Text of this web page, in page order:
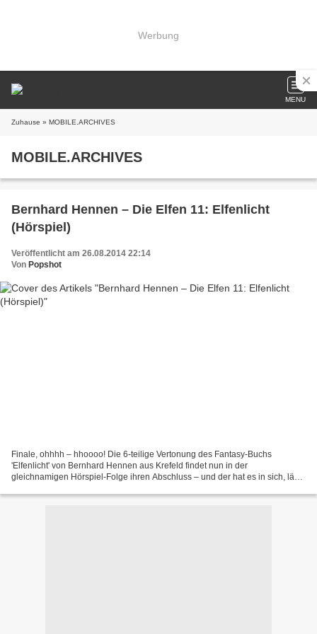
Werbung
MENU
Zuhause » MOBILE.ARCHIVES
MOBILE.ARCHIVES
Bernhard Hennen – Die Elfen 11: Elfenlicht
(Hörspiel)
Veröffentlicht am 26.08.2014 22:14
Von Popshot
Finale, ohhhh – hhoooo! Die 6-teilige Vertonung des Fantasy-Buchs
'Elfenlicht' von Bernhard Hennen aus Krefeld findet nun in der
gleichnamigen Hörspiel-Folge ihren Abschluss – und der hat es in sich, lässt